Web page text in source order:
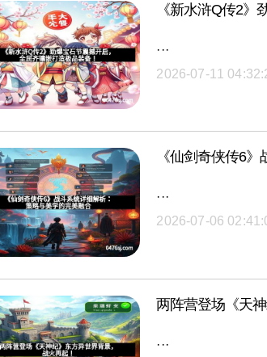
《新水浒Q传2》
···
2026-07-11
《仙剑奇侠传6
···
2026-07-06
两阵营登场《天
···